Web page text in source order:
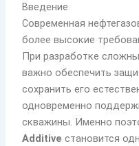
Введение
Современная
более высокие
При разработке
важно обеспечить
сохранить его
одновременно
скважины. Именно
Additive становится